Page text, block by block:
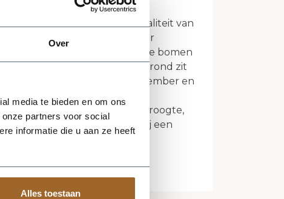
Over
media te bieden en om ons
partners voor social
informatie die u aan ze heeft
Alles toestaan
volledig achter de kwaliteit van
rechtstreeks van de kweker
Daarom geven wij op alle bomen
geleverd vanuit de volle grond zit
worden tussen 1 november en
geven op weersinvloeden (droogte,
bestrijdingsmiddelen of bij een